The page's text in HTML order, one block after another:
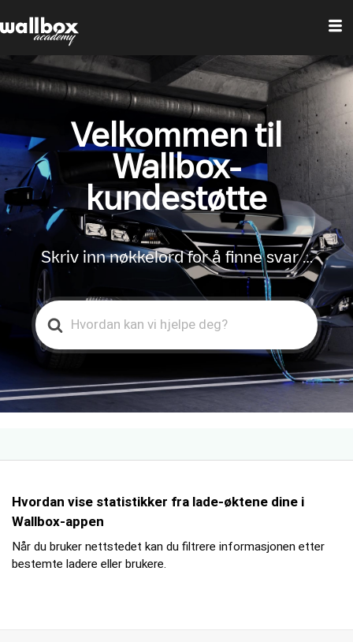
Velkommen til
Wallbox-
kundestøtte
Skriv inn nøkkelord for å finne svar …
Search
For
Hvordan vise statistikker fra lade-øktene dine i
Wallbox-appen
Når du bruker nettstedet kan du filtrere informasjonen etter
bestemte ladere eller brukere.